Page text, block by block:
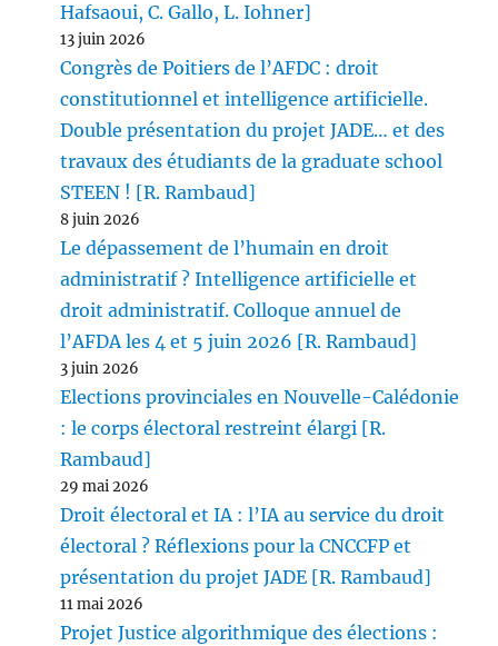
Hafsaoui, C. Gallo, L. Iohner]
13 juin 2026
Congrès de Poitiers de l’AFDC : droit
constitutionnel et intelligence artificielle.
Double présentation du projet JADE… et des
travaux des étudiants de la graduate school
STEEN ! [R. Rambaud]
8 juin 2026
Le dépassement de l’humain en droit
administratif ? Intelligence artificielle et
droit administratif. Colloque annuel de
l’AFDA les 4 et 5 juin 2026 [R. Rambaud]
3 juin 2026
Elections provinciales en Nouvelle-Calédonie
: le corps électoral restreint élargi [R.
Rambaud]
29 mai 2026
Droit électoral et IA : l’IA au service du droit
électoral ? Réflexions pour la CNCCFP et
présentation du projet JADE [R. Rambaud]
11 mai 2026
Projet Justice algorithmique des élections :